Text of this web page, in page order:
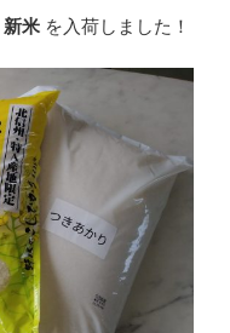
新米 を入荷しました！